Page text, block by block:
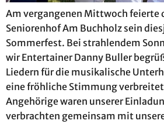
Am vergangenen Mittwoch feierte
Seniorenhof Am Buchholz sein
Sommerfest. Bei strahlendem
wir Entertainer Danny Buller
Liedern für die musikalische
eine fröhliche Stimmung
Angehörige waren unserer
verbrachten gemeinsam mit